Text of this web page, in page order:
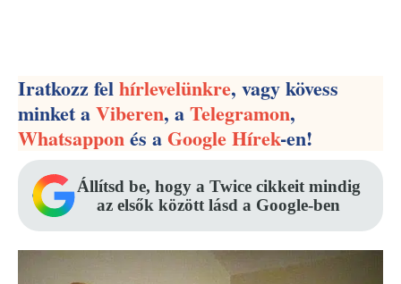
Iratkozz felhírlevelünkre, vagy kövess
minket aViberen, aTelegramon,
Whatsapponés aGoogle Hírek-en!
Állítsd be, hogy a Twice cikkeit mindig
az elsők között lásd a Google-ben